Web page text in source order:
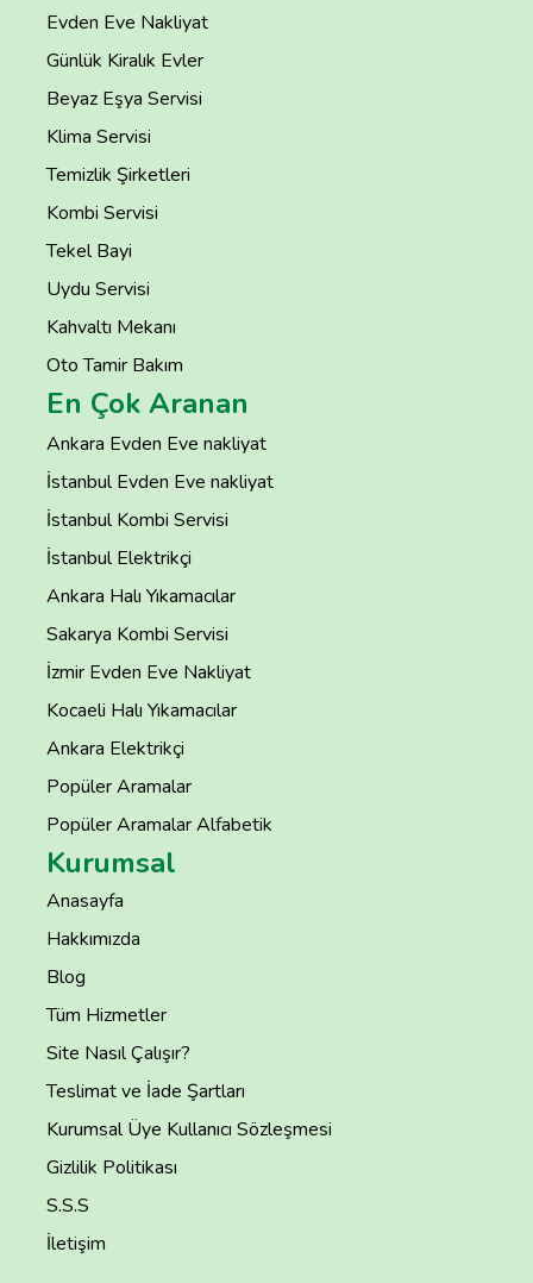
Evden Eve Nakliyat
Günlük Kiralık Evler
Beyaz Eşya Servisi
Klima Servisi
Temizlik Şirketleri
Kombi Servisi
Tekel Bayi
Uydu Servisi
Kahvaltı Mekanı
Oto Tamir Bakım
En Çok Aranan
Ankara Evden Eve nakliyat
İstanbul Evden Eve nakliyat
İstanbul Kombi Servisi
İstanbul Elektrikçi
Ankara Halı Yıkamacılar
Sakarya Kombi Servisi
İzmir Evden Eve Nakliyat
Kocaeli Halı Yıkamacılar
Ankara Elektrikçi
Popüler Aramalar
Popüler Aramalar Alfabetik
Kurumsal
Anasayfa
Hakkımızda
Blog
Tüm Hizmetler
Site Nasıl Çalışır?
Teslimat ve İade Şartları
Kurumsal Üye Kullanıcı Sözleşmesi
Gizlilik Politikası
S.S.S
İletişim